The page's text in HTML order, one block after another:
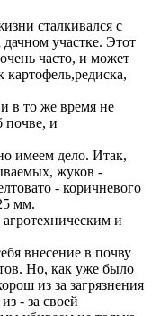
сталкивался с
участке. Этот
часто, и может
картофель,редиска,
в то же время не
почве, и
имеем дело. Итак,
жуков -
- коричневого
мм.
и
внесение в почву
Но, как уже было
из за загрязнения
- за своей